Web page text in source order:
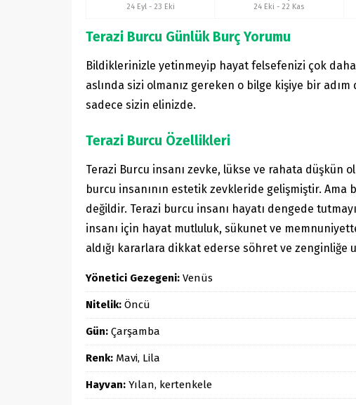
24 Eyl- 23 Eki 24 Eki - 22 Kas
Terazi Burcu Günlük Burç Yorumu
Bildiklerinizle yetinmeyip hayat felsefenizi çok daha
aslında sizi olmanız gereken o bilge kişiye bir adım
sadece sizin elinizde.
Terazi Burcu Özellikleri
Terazi Burcu insanı zevke, lükse ve rahata düşkün
burcu insanının estetik zevkleride gelişmiştir.
değildir. Terazi burcu insanı hayatı dengede
insanı için hayat mutluluk, sükunet ve
aldığı kararlara dikkat ederse söhret ve zenginliğe
Yönetici Gezegeni: Venüs
Nitelik: Öncü
Gün: Çarşamba
Renk: Mavi, Lila
Hayvan: Yılan, kertenkele